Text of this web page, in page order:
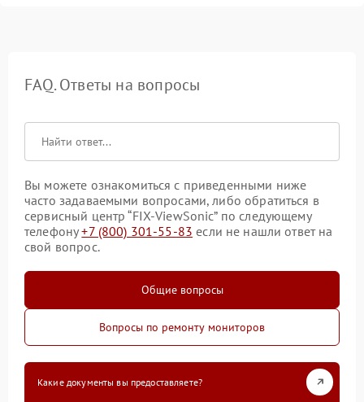
FAQ. Ответы на вопросы
Вы можете ознакомиться с приведенными ниже
часто задаваемыми вопросами, либо обратиться в
сервисный центр “FIX-ViewSonic” по следующему
телефону+7 (800) 301-55-83 если не нашли ответ на
свой вопрос.
Общие вопросы
Вопросы по ремонту мониторов
Какие документы вы предоставляете?